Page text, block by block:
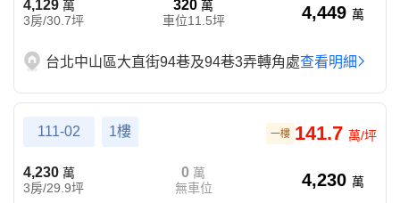
4,129 萬
3房/30.7坪
320萬
車位11.5坪
4,449 萬
台北中山區大直街94巷及94巷3弄轉角處查看明細
111-02 1樓 141.7 萬/坪
一樓
4,230 萬
3房/29.9坪
0 萬
無車位
4,230 萬